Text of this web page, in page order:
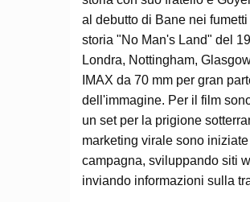
al debutto di Bane nei
storia "No Man's Land" del
Londra, Nottingham,
IMAX da 70 mm per gran
dell'immagine. Per il film
un set per la prigione
marketing virale sono
campagna, sviluppando siti
inviando informazioni sulla